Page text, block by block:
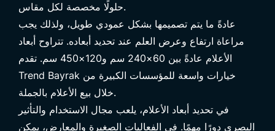
حلولًا مخصصة لكل مقاس.
عادةً ما يتم تصميمها بشكل عمودي طويل، ولذلك يجب
مراعاة ارتفاع وعرض العلم عند تحديد أبعاده. تتراوح أبعاد
الأعلام عادةً بين 60×240 سم و120×450 سم. تقدم
Trend Bayrak خيارات واسعة للمؤسسات الكبيرة من
خلال بيع الأعلام بالجملة.
في تحديد أبعاد الأعلام، يلعب مجال الاستخدام والتأثير
البصري دورًا مهمًا. في الفعاليات الصغيرة والمعارض، يمكن